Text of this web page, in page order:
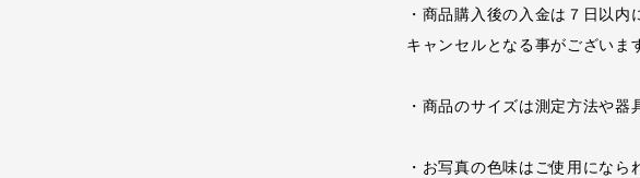
・商品購入後の入金は７日以
キャンセルとなる事がございま
・商品のサイズは測定方法や器
・お写真の色味はご使用にな